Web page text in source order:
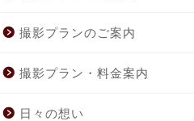
撮影プランのご案内
撮影プラン・料金案内
日々の想い